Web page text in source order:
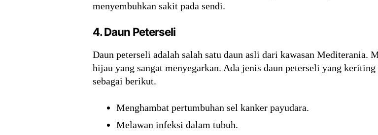
menyembuhkan sakit pada sendi.
4. Daun Peterseli
Daun peterseli adalah salah satu daun asli dari kawasan Mediterania.
hijau yang sangat menyegarkan. Ada jenis daun peterseli yang
sebagai berikut.
Menghambat pertumbuhan sel kanker payudara.
Melawan infeksi dalam tubuh.